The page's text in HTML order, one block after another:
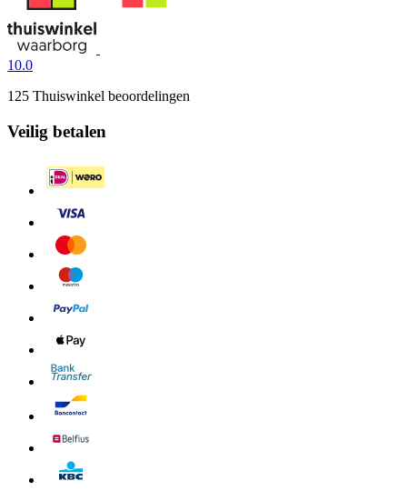
10.0
125 Thuiswinkel beoordelingen
Veilig betalen